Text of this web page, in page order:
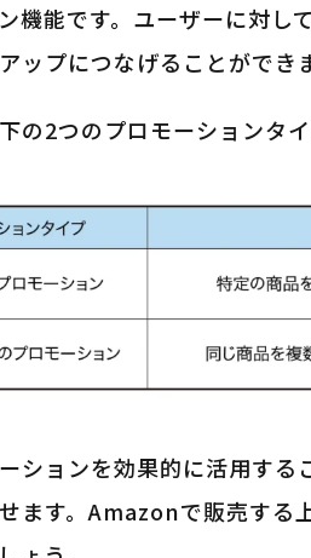
機能です。ユーザーに対し
ップにつなげることができま
の2つのプロモーションタイ
ションを効果的に活用する
ます。Amazonで販売する